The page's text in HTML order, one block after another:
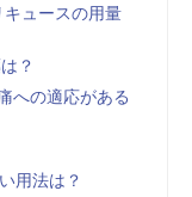
ュースの用量
？
への適応がある
用法は？